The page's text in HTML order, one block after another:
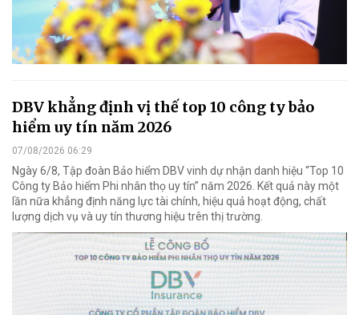
DBV khẳng định vị thế top 10 công ty bảo
hiểm uy tín năm 2026
07/08/2026 06:29
Ngày 6/8, Tập đoàn Bảo hiểm DBV vinh dự nhận danh hiệu “Top 10
Công ty Bảo hiểm Phi nhân thọ uy tín” năm 2026. Kết quả này một
lần nữa khẳng định năng lực tài chính, hiệu quả hoạt động, chất
lượng dịch vụ và uy tín thương hiệu trên thị trường.